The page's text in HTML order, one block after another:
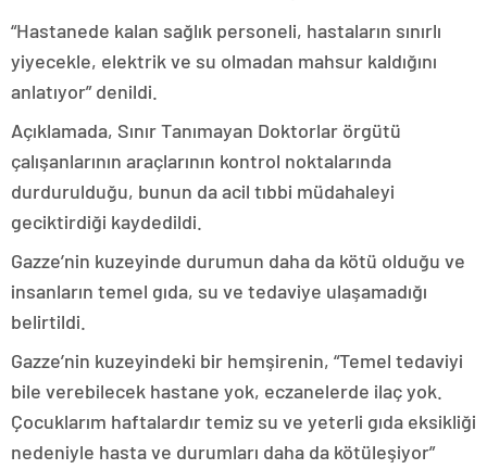
“Hastanede kalan sağlık personeli, hastaların sınırlı
yiyecekle, elektrik ve su olmadan mahsur kaldığını
anlatıyor” denildi.
Açıklamada, Sınır Tanımayan Doktorlar örgütü
çalışanlarının araçlarının kontrol noktalarında
durdurulduğu, bunun da acil tıbbi müdahaleyi
geciktirdiği kaydedildi.
Gazze’nin kuzeyinde durumun daha da kötü olduğu ve
insanların temel gıda, su ve tedaviye ulaşamadığı
belirtildi.
Gazze’nin kuzeyindeki bir hemşirenin, “Temel tedaviyi
bile verebilecek hastane yok, eczanelerde ilaç yok.
Çocuklarım haftalardır temiz su ve yeterli gıda eksikliği
nedeniyle hasta ve durumları daha da kötüleşiyor”